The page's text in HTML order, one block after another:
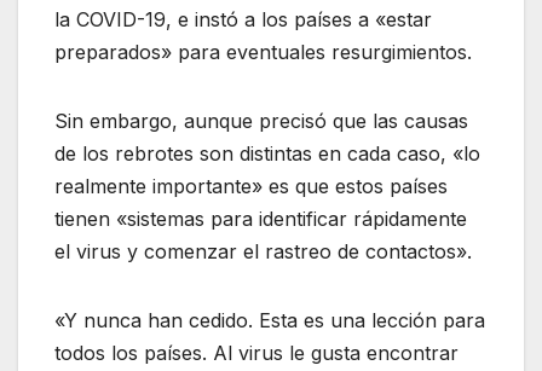
la COVID-19, e instó a los países a «estar
preparados» para eventuales resurgimientos.
Sin embargo, aunque precisó que las causas
de los rebrotes son distintas en cada caso, «lo
realmente importante» es que estos países
tienen «sistemas para identificar rápidamente
el virus y comenzar el rastreo de contactos».
«Y nunca han cedido. Esta es una lección para
todos los países. Al virus le gusta encontrar